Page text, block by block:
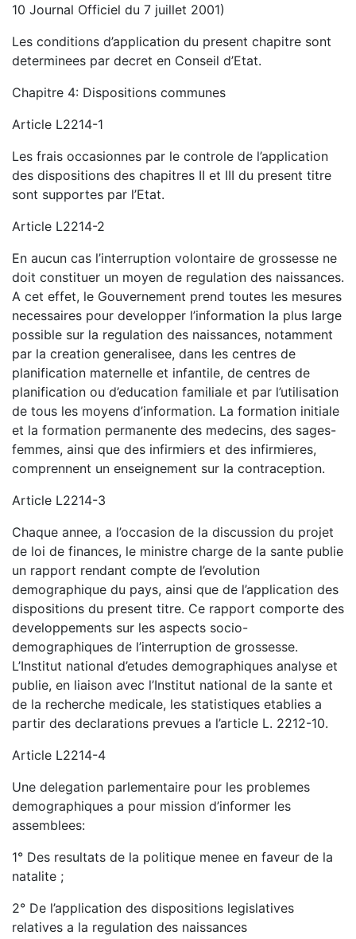
10 Journal Officiel du 7 juillet 2001)
Les conditions d’application du present chapitre sont
determinees par decret en Conseil d’Etat.
Chapitre 4: Dispositions communes
Article L2214-1
Les frais occasionnes par le controle de l’application
des dispositions des chapitres II et III du present titre
sont supportes par l’Etat.
Article L2214-2
En aucun cas l’interruption volontaire de grossesse ne
doit constituer un moyen de regulation des naissances.
A cet effet, le Gouvernement prend toutes les mesures
necessaires pour developper l’information la plus large
possible sur la regulation des naissances, notamment
par la creation generalisee, dans les centres de
planification maternelle et infantile, de centres de
planification ou d’education familiale et par l’utilisation
de tous les moyens d’information. La formation initiale
et la formation permanente des medecins, des sages-
femmes, ainsi que des infirmiers et des infirmieres,
comprennent un enseignement sur la contraception.
Article L2214-3
Chaque annee, a l’occasion de la discussion du projet
de loi de finances, le ministre charge de la sante publie
un rapport rendant compte de l’evolution
demographique du pays, ainsi que de l’application des
dispositions du present titre. Ce rapport comporte des
developpements sur les aspects socio-
demographiques de l’interruption de grossesse.
L’Institut national d’etudes demographiques analyse et
publie, en liaison avec l’Institut national de la sante et
de la recherche medicale, les statistiques etablies a
partir des declarations prevues a l’article L. 2212-10.
Article L2214-4
Une delegation parlementaire pour les problemes
demographiques a pour mission d’informer les
assemblees:
1° Des resultats de la politique menee en faveur de la
natalite ;
2° De l’application des dispositions legislatives
relatives a la regulation des naissances